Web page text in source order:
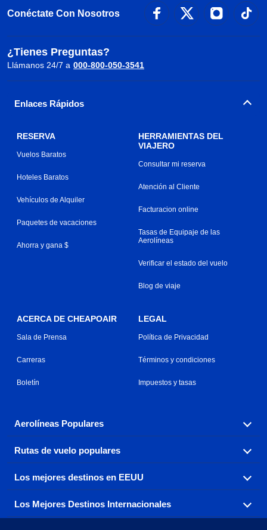
Conéctate Con Nosotros
¿Tienes Preguntas?
Llámanos 24/7 a 000-800-050-3541
Enlaces Rápidos
RESERVA
Vuelos Baratos
Hoteles Baratos
Vehículos de Alquiler
Paquetes de vacaciones
Ahorra y gana $
HERRAMIENTAS DEL
VIAJERO
Consultar mi reserva
Atención al Cliente
Facturacion online
Tasas de Equipaje de las
Aerolíneas
Verificar el estado del vuelo
Blog de viaje
ACERCA DE CHEAPOAIR
Sala de Prensa
Carreras
Boletín
LEGAL
Política de Privacidad
Términos y condiciones
Impuestos y tasas
Aerolíneas Populares
Explora nuestras opciones de tarifas aéreas baratas por
aerolínea, con más de 500 opciones para elegir.
Aeromexico
Air France Alaska Airlines
Rutas de vuelo populares
Reserva una de nuestras rutas de vuelo más populares
con tres sencillos clics.
Los mejores destinos en EEUU
Encuentra boletos de avión baratos a destinos
populares de los EEUU de costa a costa.
Los Mejores Destinos Internacionales